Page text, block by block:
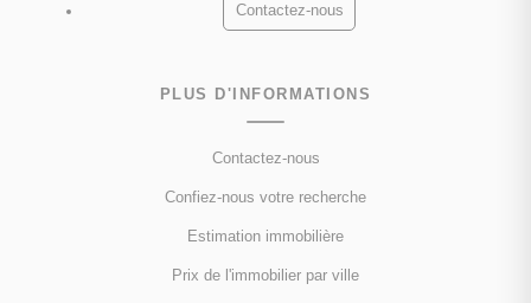
Contactez-nous
PLUS D'INFORMATIONS
Contactez-nous
Confiez-nous votre recherche
Estimation immobilière
Prix de l'immobilier par ville